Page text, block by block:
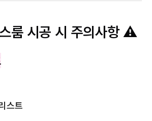
룸 시공 시 주의사항 ⚠️
스트